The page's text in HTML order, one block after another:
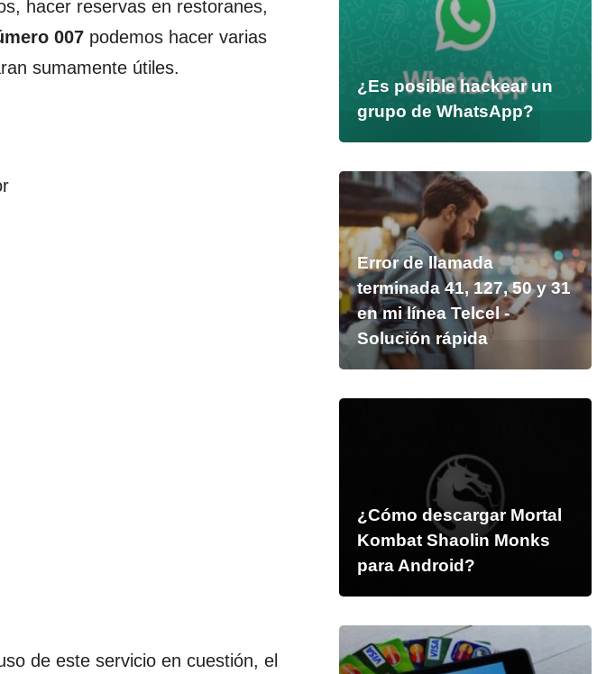
hacer reservas en restoranes,
007 podemos hacer varias
sumamente útiles.
de este servicio en cuestión, el
¿Es posible hackear un
grupo de WhatsApp?
Error de llamada
terminada 41, 127, 50 y 31
en mi línea Telcel -
Solución rápida
¿Cómo descargar Mortal
Kombat Shaolin Monks
para Android?